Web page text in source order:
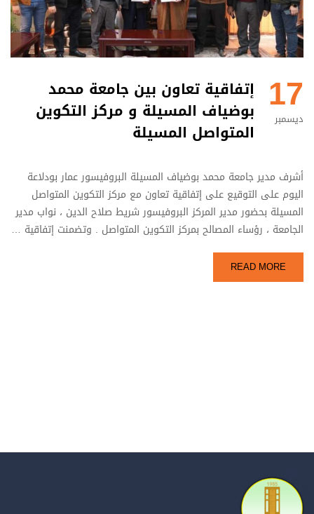
17
ديسمبر
إتفاقية تعاون بين جامعة محمد
بوضياف المسيلة و مركز التكوين
المتواصل المسيلة
أشرف مدير جامعة محمد بوضياف المسيلة البروفيسور عمار بودلاعة
اليوم على التوقيع على إتفاقية تعاون مع مركز التكوين المتواصل
المسيلة بحضور مدير المركز البروفيسور شريط صلاح الدين ، نواب مدير
الجامعة ، رؤساء المصالح بمركز التكوين المتواصل . وتضمنت إتفاقية …
READ MORE